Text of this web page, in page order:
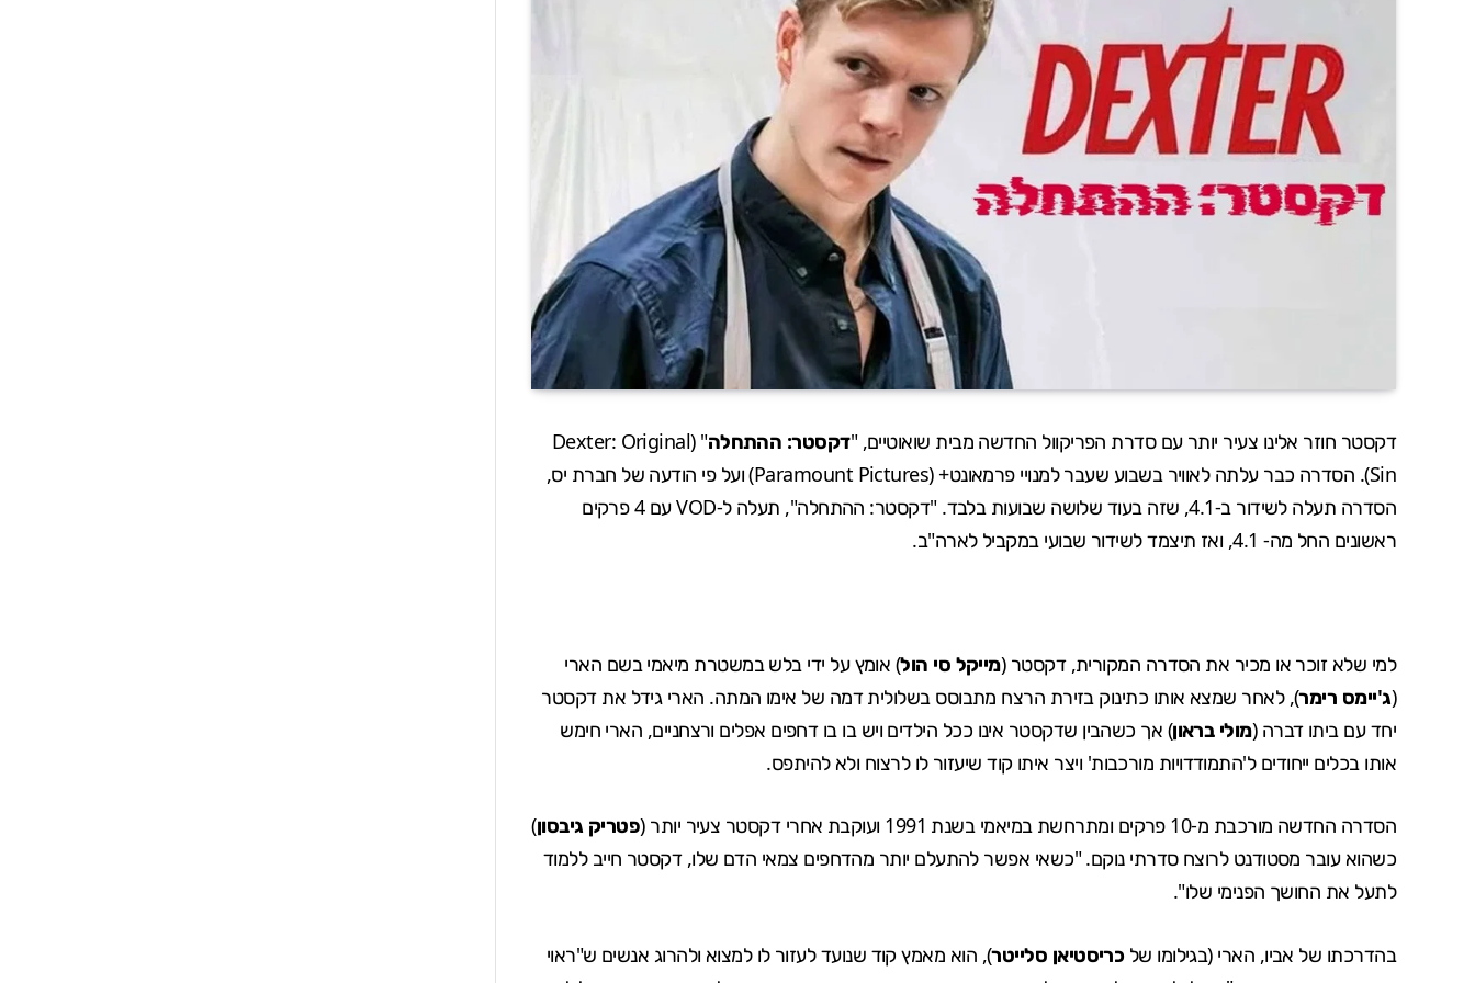
דקסטר חוזר אלינו צעיר יותר עם סדרת הפריקוול החדשה מבית שואוטיים, "דקסטר: ההתחלה
" (Dexter: Original
Sin). הסדרה כבר עלתה לאוויר בשבוע שעבר למנויי פרמאונט+ (
Paramount Pictures) ועל פי הודעה של חברת יס,
הסדרה תעלה לשידור ב-4.1, שזה בעוד שלושה שבועות בלבד. "דקסטר: ההתחלה", תעלה ל-VOD עם 4 פרקים
ראשונים החל מה- 4.1, ואז תיצמד לשידור שבועי במקביל לארה"ב.
למי שלא זוכר או מכיר את הסדרה המקורית, דקסטר (מייקל סי הול) אומץ על ידי בלש במשטרת מיאמי בשם הארי
(ג'יימס רימר), לאחר שמצא אותו כתינוק בזירת הרצח מתבוסס בשלולית דמה של אימו המתה. הארי גידל את דקסטר
יחד עם ביתו דברה (מולי בראון) אך כשהבין שדקסטר אינו ככל הילדים ויש בו בו דחפים אפלים ורצחניים, הארי חימש
אותו בכלים ייחודים ל'התמודדויות מורכבות' ויצר איתו קוד שיעזור לו לרצוח ולא להיתפס.
הסדרה החדשה מורכבת מ-10 פרקים ומתרחשת במיאמי בשנת 1991 ועוקבת אחרי דקסטר צעיר יותר ( פטריק גיבסון)
כשהוא עובר מסטודנט לרוצח סדרתי נוקם. "כשאי אפשר להתעלם יותר מהדחפים צמאי הדם שלו, דקסטר חייב ללמוד
לתעל את החושך הפנימי שלו".
בהדרכתו של אביו, הארי (בגילומו שלכריסטיאן סלייטר), הוא מאמץ קוד שנועד לעזור לו למצוא ולהרוג אנשים ש"ראוי